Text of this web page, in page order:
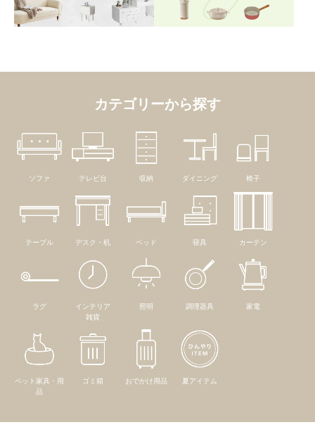
カテゴリーから探す
ソファ テレビ台 収納 ダイニング 椅子
テーブル デスク・机 ベッド 寝具 カーテン
ラグ
インテリア
雑貨
照明 調理器具 家電
ペット家具・用
品
ゴミ箱 おでかけ用品 夏アイテム